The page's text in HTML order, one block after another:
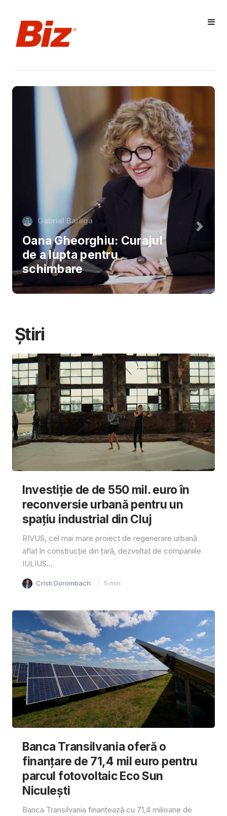
Gabriel Barliga
Oana Gheorghiu: Curajul
de a lupta pentru
schimbare
Știri
Investiție de de 550 mil. euro în
reconversie urbană pentru un
spațiu industrial din Cluj
RIVUS, cel mai mare proiect de regenerare urbană
aflat în construcție din țară, dezvoltat de companiile
IULIUS...
Cristi Dorombach 5 min
Banca Transilvania oferă o
finanțare de 71,4 mil euro pentru
parcul fotovoltaic Eco Sun
Niculești
Banca Transilvania finanțează cu 71,4 milioane de